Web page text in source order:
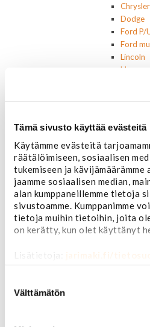
Tämä sivusto käyttää evästeitä
Käytämme evästeitä
räätälöimiseen, sosiaalisen
tukemiseen ja kävijämäärämme
jaamme sosiaalisen median,
alan kumppaneillemme tietoja
sivustoamme. Kumppanimme
tietoja muihin tietoihin, joita
on kerätty, kun olet käyttänyt
Lisätietoja: jarimaki.fi/
valinta
Välttämätön
Chrysler
Dodge
Ford P/
Ford
Lincoln
Hummer
Corvette
Chrysler
Dodge
Ford P/
Ford
Jeep
Lincoln
Muut
Sähköosat